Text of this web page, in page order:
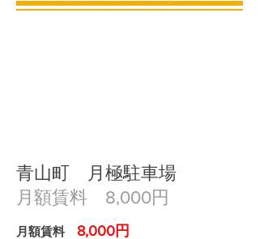
青山町 月極駐車場
月額賃料 8,000円
月額賃料 8,000円